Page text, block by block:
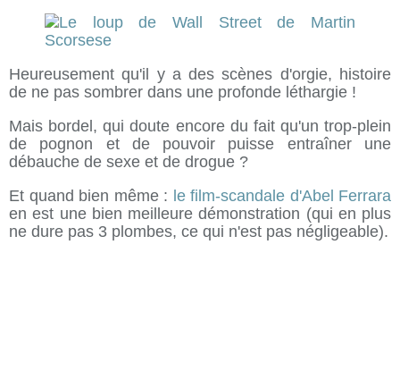
Heureusement qu'il y a des scènes d'orgie, histoire
de ne pas sombrer dans une profonde léthargie !
Mais bordel, qui doute encore du fait qu'un trop-plein
de pognon et de pouvoir puisse entraîner une
débauche de sexe et de drogue ?
Et quand bien même : le film-scandale d'Abel Ferrara
en est une bien meilleure démonstration (qui en plus
ne dure pas 3 plombes, ce qui n'est pas négligeable).